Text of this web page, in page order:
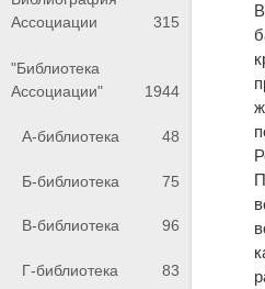
Ассоциации
315
"Библиотека
Ассоциации"
1944
А-библиотека 48
Б-библиотека 75
В-библиотека 96
Г-библиотека 83